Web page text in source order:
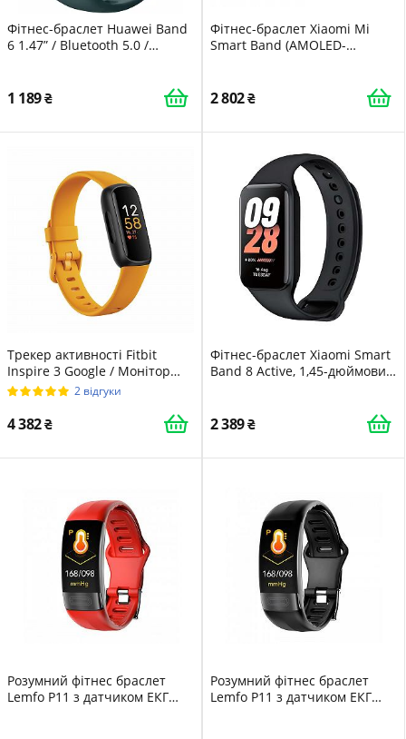
Фітнес-браслет Huawei Band
6 1.47” / Bluetooth 5.0 /
1 189
Фітнес-браслет Xiaomi Mi
Smart Band (AMOLED-
серцевого ритму,
2 802
Трекер активності Fitbit
Inspire 3 Google / Монітор
серцевого ритму / Аналіз сну
/ Сумісний з Android/iOS /
Жовтий
2 відгуки
4 382
Фітнес-браслет Xiaomi Smart
Band 8 Active, 1,45-дюймовий
2 389
Розумний фітнес браслет
Lemfo P11 з датчиком ЕКГ
Розумний фітнес браслет
Lemfo P11 з датчиком ЕКГ